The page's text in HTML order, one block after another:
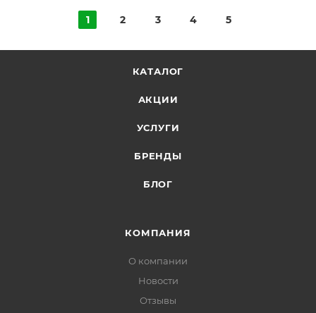
1 2 3 4 5
КАТАЛОГ
АКЦИИ
УСЛУГИ
БРЕНДЫ
БЛОГ
КОМПАНИЯ
О компании
Новости
Отзывы